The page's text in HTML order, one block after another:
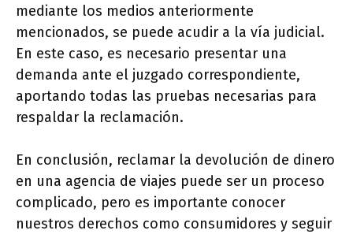
mediante los medios anteriormente
mencionados, se puede acudir a la vía judicial.
En este caso, es necesario presentar una
demanda ante el juzgado correspondiente,
aportando todas las pruebas necesarias para
respaldar la reclamación.
En conclusión, reclamar la devolución de dinero
en una agencia de viajes puede ser un proceso
complicado, pero es importante conocer
nuestros derechos como consumidores y seguir